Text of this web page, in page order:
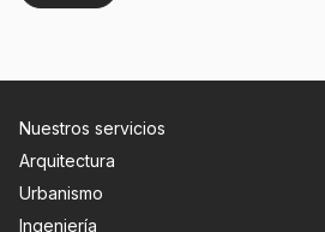
Nuestros servicios
Arquitectura
Urbanismo
Ingeniería